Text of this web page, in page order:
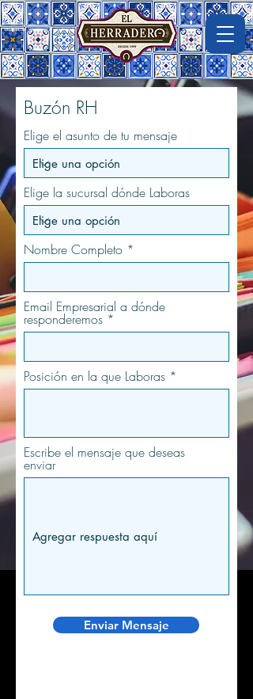
Imágen de macrovector en freepik
Buzón RH
Elige el asunto de tu mensaje
Elige la sucursal dónde Laboras
Nombre Completo
Email Empresarial a dónde
responderemos
Posición en la que Laboras
Escribe el mensaje que deseas
enviar
Enviar Mensaje